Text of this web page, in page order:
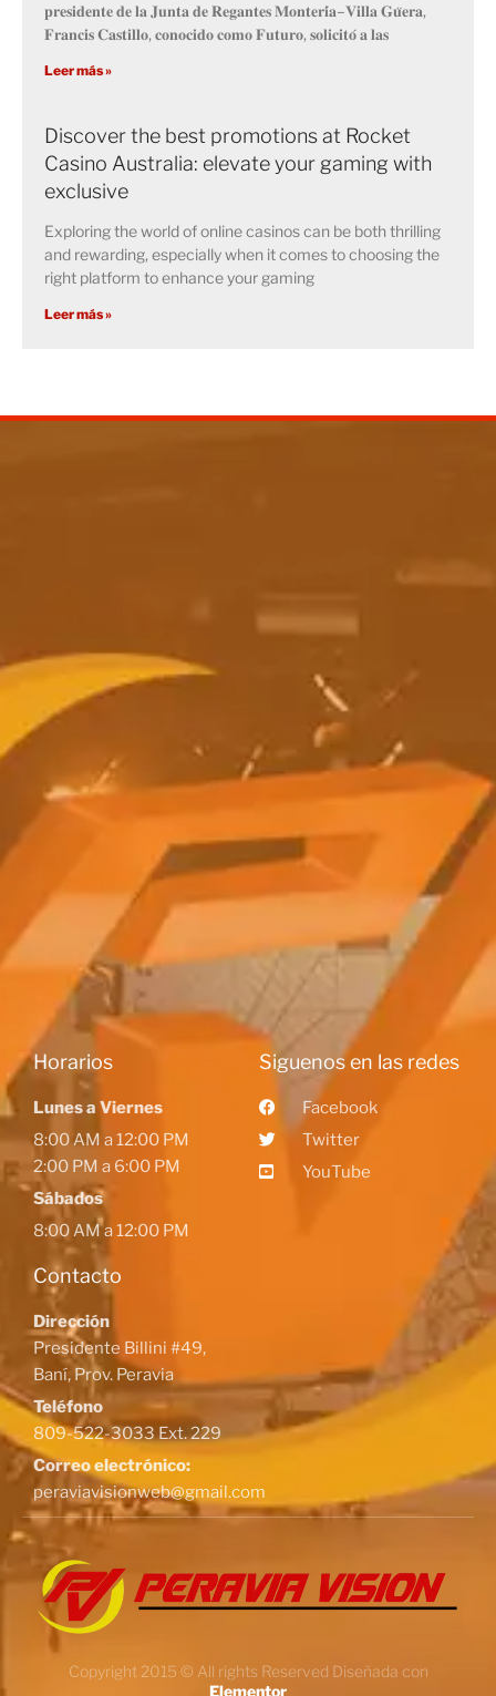
𝐩𝐫𝐞𝐬𝐢𝐝𝐞𝐧𝐭𝐞 𝐝𝐞 𝐥𝐚 𝐉𝐮𝐧𝐭𝐚 𝐝𝐞 𝐑𝐞𝐠𝐚𝐧𝐭𝐞𝐬 𝐌𝐨𝐧𝐭𝐞𝐫𝐢́𝐚–𝐕𝐢𝐥𝐥𝐚 𝐆𝐮̈𝐞𝐫𝐚,
𝐅𝐫𝐚𝐧𝐜𝐢𝐬 𝐂𝐚𝐬𝐭𝐢𝐥𝐥𝐨, 𝐜𝐨𝐧𝐨𝐜𝐢𝐝𝐨 𝐜𝐨𝐦𝐨 𝐅𝐮𝐭𝐮𝐫𝐨, 𝐬𝐨𝐥𝐢𝐜𝐢𝐭𝐨́ 𝐚 𝐥𝐚𝐬
Leer más »
Discover the best promotions at Rocket
Casino Australia: elevate your gaming with
exclusive
Exploring the world of online casinos can be both thrilling
and rewarding, especially when it comes to choosing the
right platform to enhance your gaming
Leer más »
Horarios
Lunes a Viernes
8:00 AM a 12:00 PM
2:00 PM a 6:00 PM
Sábados
8:00 AM a 12:00 PM
Contacto
Dirección
Presidente Billini #49,
Baní, Prov. Peravia
Teléfono
809-522-3033 Ext. 229
Correo electrónico:
peraviavisionweb@gmail.com
Siguenos en las redes
Facebook
Twitter
YouTube
Copyright 2015 © All rights Reserved Diseñada con
Elementor